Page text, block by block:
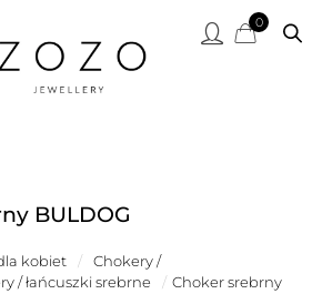
0
BULDOG
kobiet /
Chokery /
/ łańcuszki srebrne / Choker srebrny